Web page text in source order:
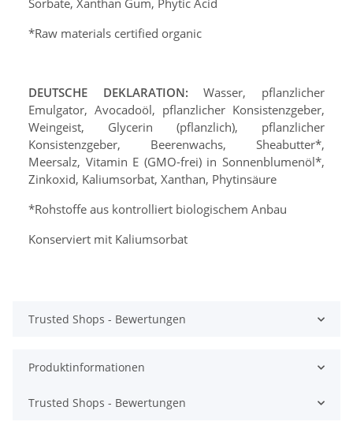
Sorbate, Xanthan Gum, Phytic Acid
*Raw materials certified organic
DEUTSCHE DEKLARATION: Wasser, pflanzlicher
Emulgator, Avocadoöl, pflanzlicher Konsistenzgeber,
Weingeist, Glycerin (pflanzlich), pflanzlicher
Konsistenzgeber, Beerenwachs, Sheabutter*,
Meersalz, Vitamin E (GMO-frei) in Sonnenblumenöl*,
Zinkoxid, Kaliumsorbat, Xanthan, Phytinsäure
*Rohstoffe aus kontrolliert biologischem Anbau
Konserviert mit Kaliumsorbat
Trusted Shops - Bewertungen
Produktinformationen
Trusted Shops - Bewertungen